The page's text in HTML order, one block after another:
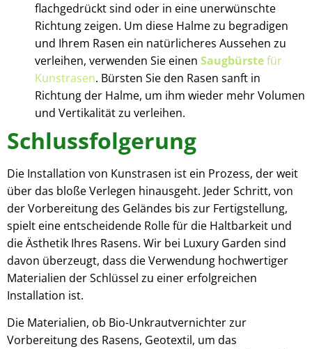
flachgedrückt sind oder in eine unerwünschte
Richtung zeigen. Um diese Halme zu begradigen
und Ihrem Rasen ein natürlicheres Aussehen zu
verleihen, verwenden Sie einen Saugbürstefür
Kunstrasen. Bürsten Sie den Rasen sanft in
Richtung der Halme, um ihm wieder mehr Volumen
und Vertikalität zu verleihen.
Schlussfolgerung
Die Installation von Kunstrasen ist ein Prozess, der weit
über das bloße Verlegen hinausgeht. Jeder Schritt, von
der Vorbereitung des Geländes bis zur Fertigstellung,
spielt eine entscheidende Rolle für die Haltbarkeit und
die Ästhetik Ihres Rasens. Wir bei Luxury Garden sind
davon überzeugt, dass die Verwendung hochwertiger
Materialien der Schlüssel zu einer erfolgreichen
Installation ist.
Die Materialien, ob Bio-Unkrautvernichter zur
Vorbereitung des Rasens, Geotextil, um das